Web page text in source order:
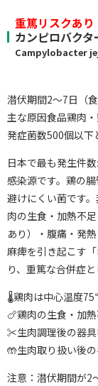
重篤リスクあり
カンピロバクタ
Campylobacter
潜伏期間2〜7日（
主な原因食品鶏肉
発症菌数500個以
日本で最も発生件
感染源です。鶏の
避けにくい菌です
肉の生食・加熱不
あり）・腹痛・発
麻痺を引き起こす
り、重篤な合併症
🌡鶏肉は中心温度
🍗鶏肉の生食・加
✂️生肉調理後の器
🤲生肉取り扱い後
注意：潜伏期間が2